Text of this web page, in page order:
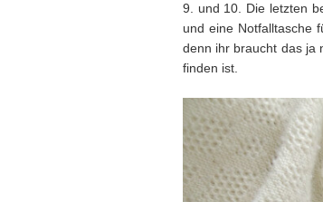
9. und 10. Die letzten
und eine Notfalltasche
denn ihr braucht das ja
finden ist.